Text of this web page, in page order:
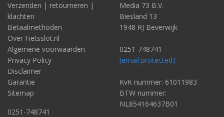
Verzenden | retourneren |
klachten
Betaalmethoden
Over Fietsslot.nl
Algemene voorwaarden
Privacy Policy
Disclaimer
Garantie
Sitemap
0251-748741
Media 73 B.V.
Biesland 13
1948 RJ Beverwijk
0251-748741
[email protected]
KvK nummer: 61011983
BTW nummer:
NL854164637B01